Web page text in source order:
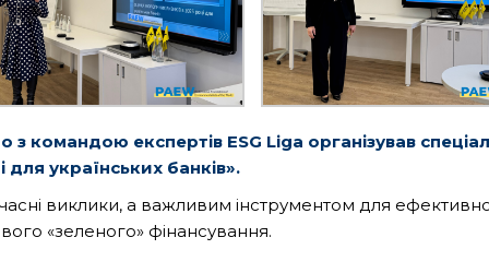
з командою експертів ESG Liga організував
для українських банків».
виклики, а важливим інструментом для
«зеленого» фінансування.